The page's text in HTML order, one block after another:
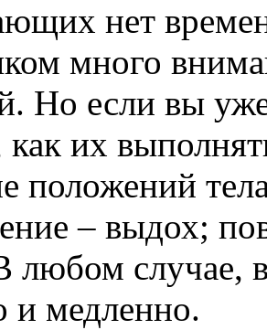
нет
много
Но если вы
их
положений
– выдох;
любом случае,
и медленно.